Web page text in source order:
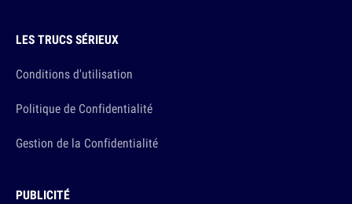
LES TRUCS SÉRIEUX
Conditions d'utilisation
Politique de Confidentialité
Gestion de la Confidentialité
PUBLICITÉ